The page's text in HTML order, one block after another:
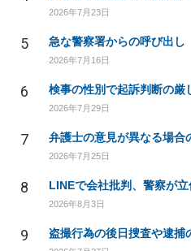
2026年7月23日
5 急な警察署からの呼び出し
2026年7月16日
6 検事の性別で起訴判断の厳
2026年7月29日
7
2026年7月25日
8 LINEで会社批判、警察が
2026年8月3日
9 盗撮行為の後日捜査や逮捕